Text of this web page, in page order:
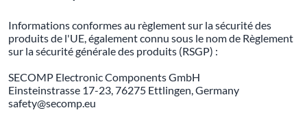
Informations conformes au règlement sur la sécurité des
produits de l'UE, également connu sous le nom de Règlement
sur la sécurité générale des produits (RSGP) :
SECOMP Electronic Components GmbH
Einsteinstrasse 17-23, 76275 Ettlingen, Germany
safety@secomp.eu